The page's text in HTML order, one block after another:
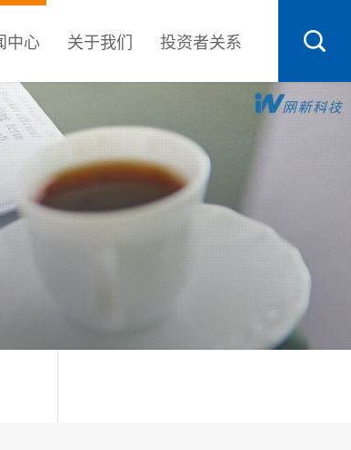
中心 关于我们 投资者关系